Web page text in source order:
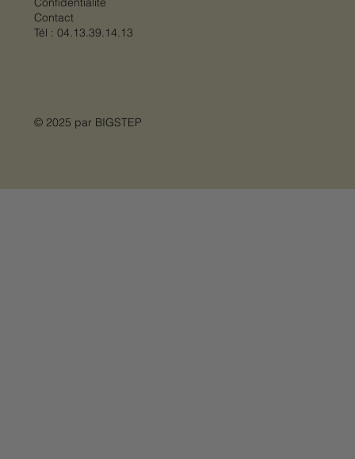
Contact
Tél : 04.13.39.14.13
© 2025 par BIGSTEP